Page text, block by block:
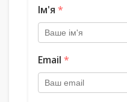
Ім'я *
Email *